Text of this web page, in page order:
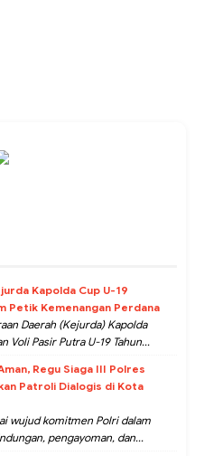
Kapolda Cup U-19
Petik Kemenangan Perdana
Daerah (Kejurda) Kapolda
Voli Pasir Putra U-19 Tahun...
Regu Siaga III Polres
Patroli Dialogis di Kota
wujud komitmen Polri dalam
pengayoman, dan...